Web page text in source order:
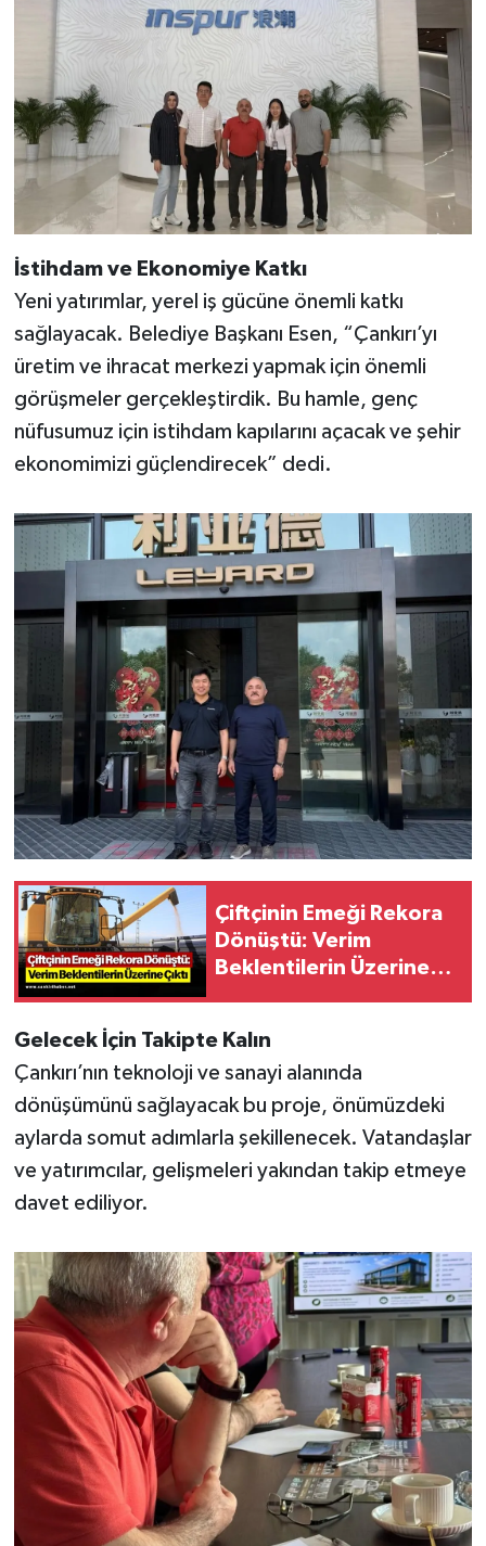
İstihdam ve Ekonomiye Katkı
Yeni yatırımlar, yerel iş gücüne önemli katkı
sağlayacak. Belediye Başkanı Esen, “Çankırı’yı
üretim ve ihracat merkezi yapmak için önemli
görüşmeler gerçekleştirdik. Bu hamle, genç
nüfusumuz için istihdam kapılarını açacak ve şehir
ekonomimizi güçlendirecek” dedi.
Çiftçinin Emeği Rekora
Dönüştü: Verim
Beklentilerin Üzerine
Gelecek İçin Takipte Kalın
Çankırı’nın teknoloji ve sanayi alanında
dönüşümünü sağlayacak bu proje, önümüzdeki
aylarda somut adımlarla şekillenecek. Vatandaşlar
ve yatırımcılar, gelişmeleri yakından takip etmeye
davet ediliyor.